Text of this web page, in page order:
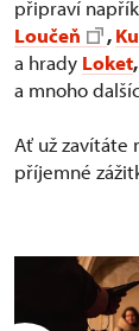
připraví
Loučeň
,
a hrady Loket,
a mnoho
Ať už zavítáte
příjemné